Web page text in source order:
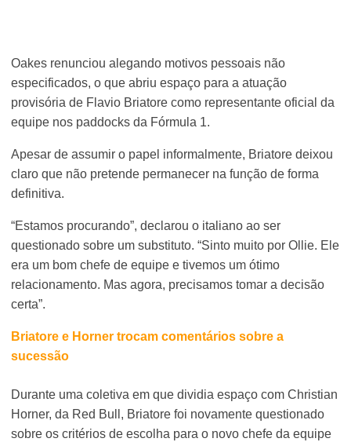
Oakes renunciou alegando motivos pessoais não
especificados, o que abriu espaço para a atuação
provisória de Flavio Briatore como representante oficial da
equipe nos paddocks da Fórmula 1.
Apesar de assumir o papel informalmente, Briatore deixou
claro que não pretende permanecer na função de forma
definitiva.
“Estamos procurando”, declarou o italiano ao ser
questionado sobre um substituto. “Sinto muito por Ollie. Ele
era um bom chefe de equipe e tivemos um ótimo
relacionamento. Mas agora, precisamos tomar a decisão
certa”.
Briatore e Horner trocam comentários sobre a
sucessão
Durante uma coletiva em que dividia espaço com Christian
Horner, da Red Bull, Briatore foi novamente questionado
sobre os critérios de escolha para o novo chefe da equipe